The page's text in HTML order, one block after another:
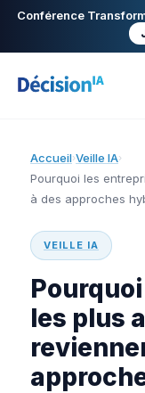
Conférence
Accueil›Veille IA›
Pourquoi les
à des approches
VEILLE IA
les plus